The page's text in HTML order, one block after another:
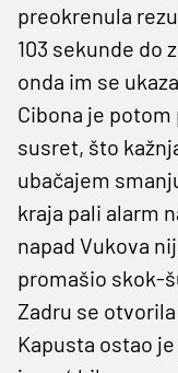
preokrenula
103 sekunde do
onda im se
Cibona je
susret, što
ubačajem
kraja pali alarm
napad Vukova
promašio skok-
Zadru se
Kapusta ostao